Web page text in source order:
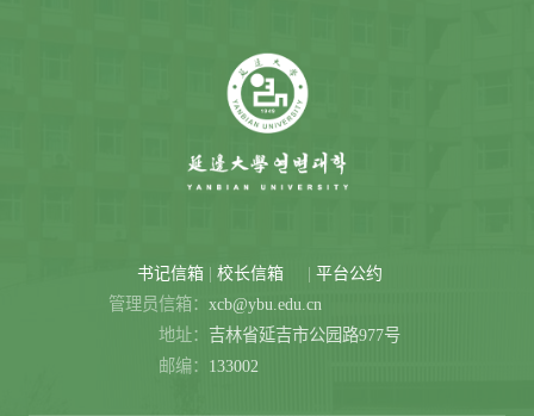
书记信箱 | 校长信箱 | 平台公约
管理员信箱： xcb@ybu.edu.cn
地址： 吉林省延吉市公园路977号
邮编： 133002